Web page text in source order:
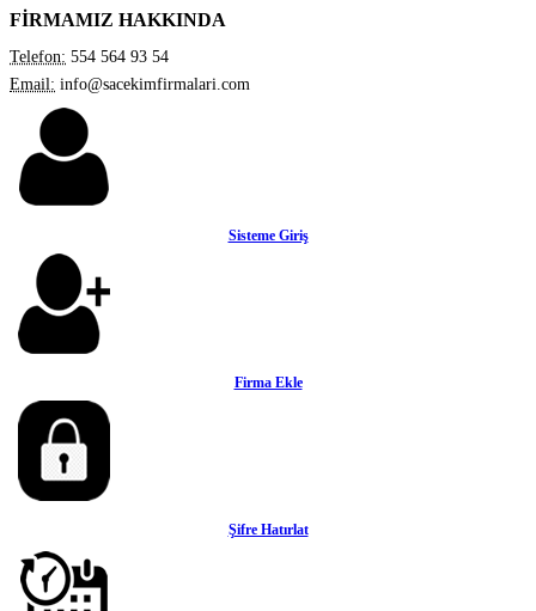
FİRMAMIZ HAKKINDA
Telefon: 554 564 93 54
Email: info@sacekimfirmalari.com
Sisteme Giriş
Firma Ekle
Şifre Hatırlat